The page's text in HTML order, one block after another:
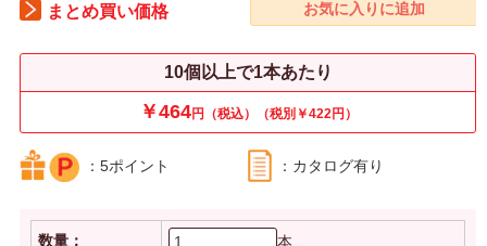
まとめ買い価格
10個以上で1本あたり
￥464円（税込）（税別￥422円）
：5ポイント ：カタログ有り
数量： 本